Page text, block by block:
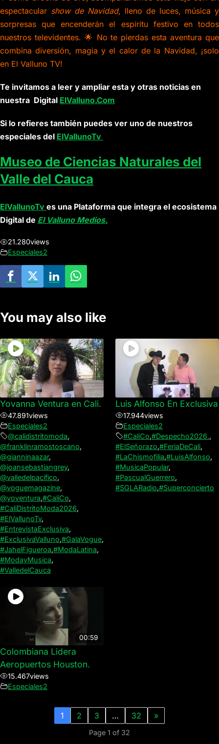
espectacular show de Navidad, lleno de luces, música y
sorpresas que encenderán el espíritu festivo en todos
nuestros televidentes. 🌟 No te pierdas esta aventura que
combina diversión, magia y el calor de la Navidad, ¡solo
en El Valluno TV!
Te invitamos a leer y ampliar esta y otras noticias en
nuestra Digital ElValluno.Com
Si lo refieres también puedes ver uno de nuestros
especiales del ElVallunoTv
Museo de Ciencias Naturales del
Valle del Cauca
ElVallunoTv es una Plataforma que integra el ecosistema
Digital de El Valluno Medios.
21.280views
Especiales2
You may also like
Yovanna Ventura en Cali.
47.891views
Especiales2
@calidistritomoda,
@franklinramostoscano,
@gianninaazar,
@joansebastiangrey,
@valledelpacifico,
@voguemagazine,
@yoventura,#CaliCo,
#CaliDistritoModa2026,
#ElVallunoTv,
#EntrevistaExclusiva,
#ExclusivaValluno,#GalaVogue,
#JahelFigueroa,#ModaLatina,
#ModayMusica,
#ValledelCauca
Luis Alfonso En Exclusiva
17.944views
Especiales2
#CaliCo,#Despecho2026.,
#ElSeñorazo,#FeriaDeCali,
#LaChismofilia,#LuisAlfonso,
#MusicaPopular,
#PascualGuerrero,
#SGLARadio,#Superconcierto
00:59
Colombiana Lidera
Aeropuertos Houston.
15.467views
Especiales2
1 2 3 … 32 »
Page 1 of 32